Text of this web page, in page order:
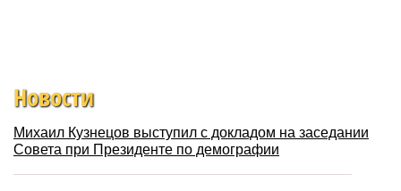
Новости
Михаил Кузнецов выступил с докладом на заседании
Совета при Президенте по демографии